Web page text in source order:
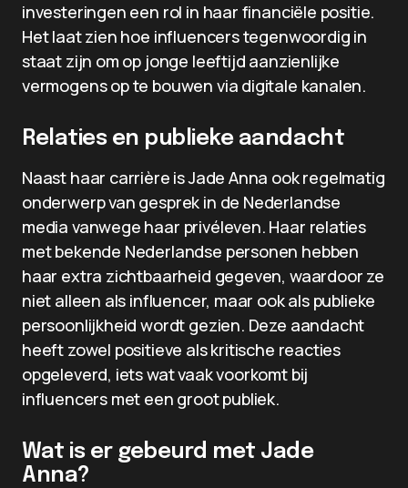
investeringen een rol in haar financiële positie.
Het laat zien hoe influencers tegenwoordig in
staat zijn om op jonge leeftijd aanzienlijke
vermogens op te bouwen via digitale kanalen.
Relaties en publieke aandacht
Naast haar carrière is Jade Anna ook regelmatig
onderwerp van gesprek in de Nederlandse
media vanwege haar privéleven. Haar relaties
met bekende Nederlandse personen hebben
haar extra zichtbaarheid gegeven, waardoor ze
niet alleen als influencer, maar ook als publieke
persoonlijkheid wordt gezien. Deze aandacht
heeft zowel positieve als kritische reacties
opgeleverd, iets wat vaak voorkomt bij
influencers met een groot publiek.
Wat is er gebeurd met Jade
Anna?